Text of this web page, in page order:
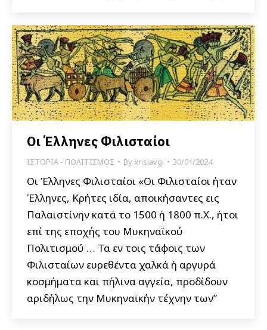
Οι Έλληνες Φιλισταίοι
ΙΣΤΟΡΙΑ - ΠΟΛΙΤΙΣΜΟΣ Byxrisiavgi 30/01/2024
Οι Έλληνες Φιλισταίοι «Οι Φιλισταίοι ήταν
Έλληνες, Κρήτες ιδία, αποικήσαντες εις
Παλαιστίνην κατά το 1500 ή 1800 π.Χ., ήτοι
επί της εποχής του Μυκηναϊκού
Πολιτισμού … Τα εν τοις τάφοις των
Φιλισταίων ευρεθέντα χαλκά ή αργυρά
κοσμήματα και πήλινα αγγεία, προδίδουν
αριδήλως την Μυκηναϊκήν τέχνην των”